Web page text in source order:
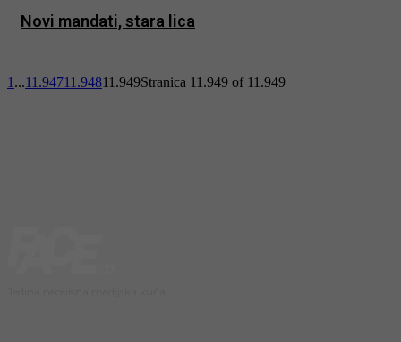
Novi mandati, stara lica
1 ...11.94711.94811.949Stranica 11.949 of 11.949